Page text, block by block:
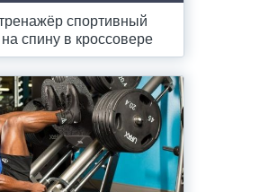
спортивный
спину в кроссовере